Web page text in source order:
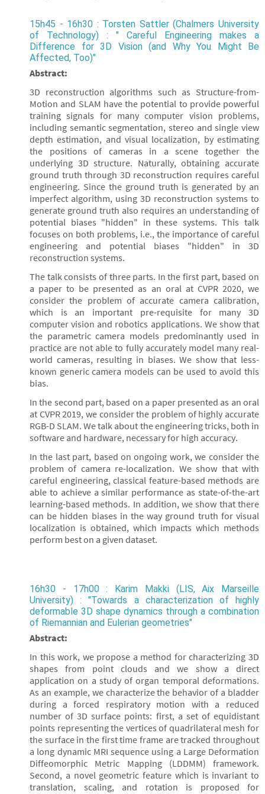
15h45 - 16h30 : Torsten Sattler (Chalmers University
of Technology) : " Careful Engineering makes a
Difference for 3D Vision (and Why You Might Be
Affected, Too)"
Abstract:
3D reconstruction algorithms such as Structure-from-
Motion and SLAM have the potential to provide powerful
training signals for many computer vision problems,
including semantic segmentation, stereo and single view
depth estimation, and visual localization, by estimating
the positions of cameras in a scene together the
underlying 3D structure. Naturally, obtaining accurate
ground truth through 3D reconstruction requires careful
engineering. Since the ground truth is generated by an
imperfect algorithm, using 3D reconstruction systems to
generate ground truth also requires an understanding of
potential biases "hidden" in these systems. This talk
focuses on both problems, i.e., the importance of careful
engineering and potential biases "hidden" in 3D
reconstruction systems.
The talk consists of three parts. In the first part, based on
a paper to be presented as an oral at CVPR 2020, we
consider the problem of accurate camera calibration,
which is an important pre-requisite for many 3D
computer vision and robotics applications. We show that
the parametric camera models predominantly used in
practice are not able to fully accurately model many real-
world cameras, resulting in biases. We show that less-
known generic camera models can be used to avoid this
bias.
In the second part, based on a paper presented as an oral
at CVPR 2019, we consider the problem of highly accurate
RGB-D SLAM. We talk about the engineering tricks, both in
software and hardware, necessary for high accuracy.
In the last part, based on ongoing work, we consider the
problem of camera re-localization. We show that with
careful engineering, classical feature-based methods are
able to achieve a similar performance as state-of-the-art
learning-based methods. In addition, we show that there
can be hidden biases in the way ground truth for visual
localization is obtained, which impacts which methods
perform best on a given dataset.
16h30 - 17h00 : Karim Makki (LIS, Aix Marseille
University) : "Towards a characterization of highly
deformable 3D shape dynamics through a combination
of Riemannian and Eulerian geometries"
Abstract:
In this work, we propose a method for characterizing 3D
shapes from point clouds and we show a direct
application on a study of organ temporal deformations.
As an example, we characterize the behavior of a bladder
during a forced respiratory motion with a reduced
number of 3D surface points: first, a set of equidistant
points representing the vertices of quadrilateral mesh for
the surface in the first time frame are tracked throughout
a long dynamic MRI sequence using a Large Deformation
Diffeomorphic Metric Mapping (LDDMM) framework.
Second, a novel geometric feature which is invariant to
translation, scaling, and rotation is proposed for